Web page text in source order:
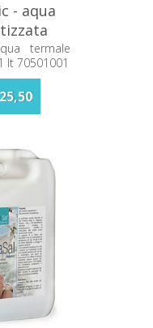
- aqua
termale
lt 70501001